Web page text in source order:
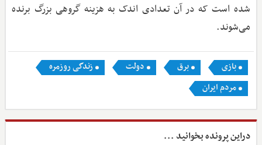
شده است که در آن تعدادی اندک به هزینه گروهی بزرگ برنده
می‌شوند.
بازی برق دولت
زندگی روزمره
مردم ایران
دراین پرونده بخوانید ...